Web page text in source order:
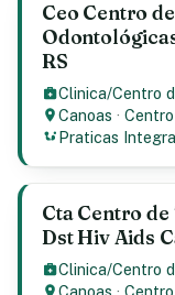
Ceo Centro
RS
Clinica/Centro
Canoas ·Centro
Praticas
Cta Centro
Dst Hiv Aids
Clinica/Centro
Canoas ·Centro